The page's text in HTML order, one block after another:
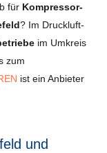
für Kompressor-
? Im Druckluft-
im Umkreis
zum
ist ein Anbieter
und